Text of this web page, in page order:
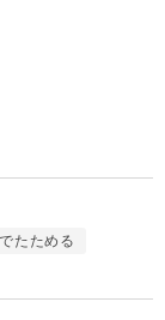
たためる